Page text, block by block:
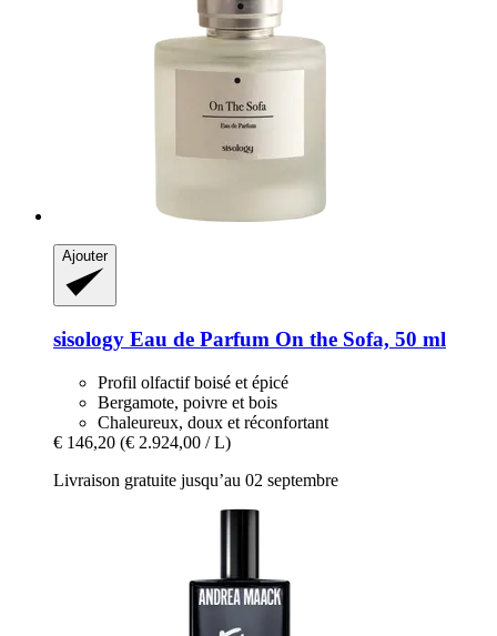
Ajouter
sisology Eau de Parfum On the Sofa, 50 ml
Profil olfactif boisé et épicé
Bergamote, poivre et bois
Chaleureux, doux et réconfortant
€ 146,20 (€ 2.924,00 / L)
Livraison gratuite jusqu’au 02 septembre